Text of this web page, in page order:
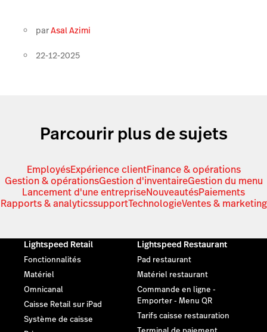
parAsal Azimi
22-12-2025
Parcourir plus de sujets
EmployésExpérience clientFinance & opérations
Gestion & opérationsGestion d'inventaireGestion du menu
Lancement d'une entrepriseNouveautésPaiements
Rapports & analyticssupportTechnologieVentes & marketing
Lightspeed Retail
Fonctionnalités
Matériel
Omnicanal
Caisse Retail sur iPad
Système de caisse
Lightspeed Restaurant
Pad restaurant
Matériel restaurant
Commande en ligne -
Emporter - Menu QR
Tarifs caisse restauration